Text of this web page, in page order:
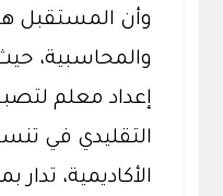
وأن المستقبل
والمحاسبية،
إعداد معلم
التقليدي في
الأكاديمية،